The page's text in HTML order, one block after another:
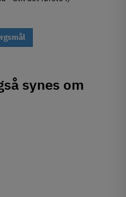
synes om